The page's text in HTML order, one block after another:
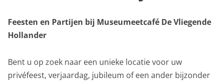
Feesten en Partijen bij Museumeetcafé De Vliegende
Hollander
Bent u op zoek naar een unieke locatie voor uw
privéfeest, verjaardag, jubileum of een ander bijzonder